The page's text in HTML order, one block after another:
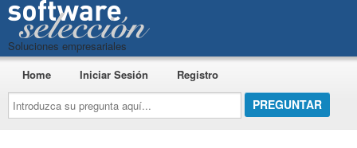
Soluciones empresariales
Introduzca
su
pregunta
aquí...
Home Iniciar Sesión Registro